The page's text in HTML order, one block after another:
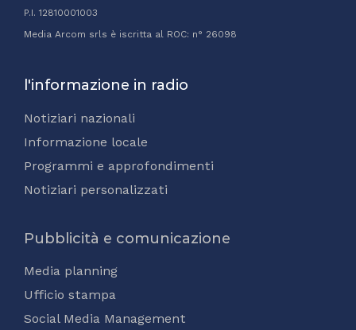
P.I. 12810001003
Media Arcom srls è iscritta al ROC: n° 26098
l'informazione in radio
Notiziari nazionali
Informazione locale
Programmi e approfondimenti
Notiziari personalizzati
Pubblicità e comunicazione
Media planning
Ufficio stampa
Social Media Management